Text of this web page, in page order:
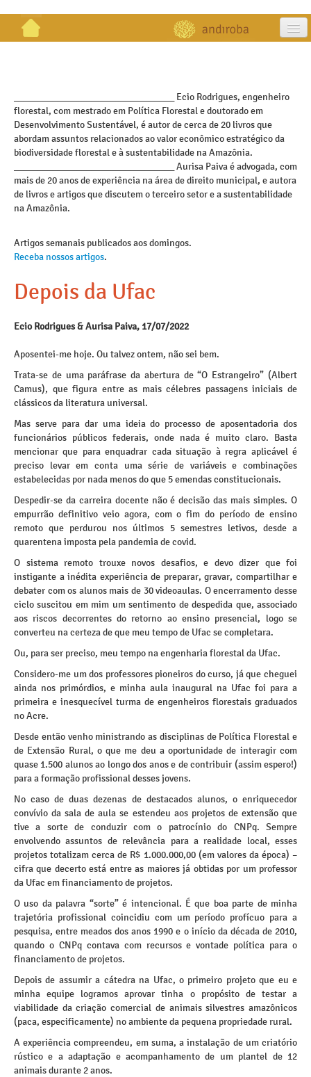
publicações
galeria
contato
_________________________________ Ecio Rodrigues, engenheiro
florestal, com mestrado em Política Florestal e doutorado em
Desenvolvimento Sustentável, é autor de cerca de 20 livros que
abordam assuntos relacionados ao valor econômico estratégico da
biodiversidade florestal e à sustentabilidade na Amazônia.
_________________________________ Aurisa Paiva é advogada, com
mais de 20 anos de experiência na área de direito municipal, e autora
de livros e artigos que discutem o terceiro setor e a sustentabilidade
na Amazônia.
Artigos semanais publicados aos domingos.
Receba nossos artigos.
Depois da Ufac
Ecio Rodrigues & Aurisa Paiva, 17/07/2022
Aposentei-me hoje. Ou talvez ontem, não sei bem.
Trata-se de uma paráfrase da abertura de “O Estrangeiro” (Albert
Camus), que figura entre as mais célebres passagens iniciais de
clássicos da literatura universal.
Mas serve para dar uma ideia do processo de aposentadoria dos
funcionários públicos federais, onde nada é muito claro. Basta
mencionar que para enquadrar cada situação à regra aplicável é
preciso levar em conta uma série de variáveis e combinações
estabelecidas por nada menos do que 5 emendas constitucionais.
Despedir-se da carreira docente não é decisão das mais simples. O
empurrão definitivo veio agora, com o fim do período de ensino
remoto que perdurou nos últimos 5 semestres letivos, desde a
quarentena imposta pela pandemia de covid.
O sistema remoto trouxe novos desafios, e devo dizer que foi
instigante a inédita experiência de preparar, gravar, compartilhar e
debater com os alunos mais de 30 videoaulas. O encerramento desse
ciclo suscitou em mim um sentimento de despedida que, associado
aos riscos decorrentes do retorno ao ensino presencial, logo se
converteu na certeza de que meu tempo de Ufac se completara.
Ou, para ser preciso, meu tempo na engenharia florestal da Ufac.
Considero-me um dos professores pioneiros do curso, já que cheguei
ainda nos primórdios, e minha aula inaugural na Ufac foi para a
primeira e inesquecível turma de engenheiros florestais graduados
no Acre.
Desde então venho ministrando as disciplinas de Política Florestal e
de Extensão Rural, o que me deu a oportunidade de interagir com
quase 1.500 alunos ao longo dos anos e de contribuir (assim espero!)
para a formação profissional desses jovens.
No caso de duas dezenas de destacados alunos, o enriquecedor
convívio da sala de aula se estendeu aos projetos de extensão que
tive a sorte de conduzir com o patrocínio do CNPq. Sempre
envolvendo assuntos de relevância para a realidade local, esses
projetos totalizam cerca de R$ 1.000.000,00 (em valores da época) –
cifra que decerto está entre as maiores já obtidas por um professor
da Ufac em financiamento de projetos.
O uso da palavra “sorte” é intencional. É que boa parte de minha
trajetória profissional coincidiu com um período profícuo para a
pesquisa, entre meados dos anos 1990 e o início da década de 2010,
quando o CNPq contava com recursos e vontade política para o
financiamento de projetos.
Depois de assumir a cátedra na Ufac, o primeiro projeto que eu e
minha equipe logramos aprovar tinha o propósito de testar a
viabilidade da criação comercial de animais silvestres amazônicos
(paca, especificamente) no ambiente da pequena propriedade rural.
A experiência compreendeu, em suma, a instalação de um criatório
rústico e a adaptação e acompanhamento de um plantel de 12
animais durante 2 anos.